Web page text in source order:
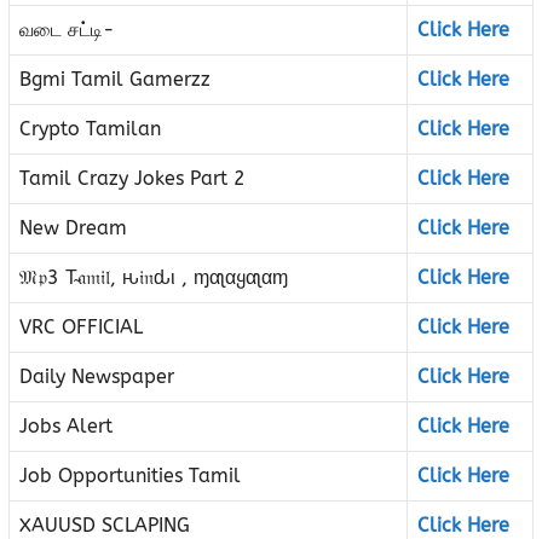
வடை சட்டி- Click Here
Bgmi Tamil Gamerzz Click Here
Crypto Tamilan Click Here
Tamil Crazy Jokes Part 2 Click Here
New Dream Click Here
𝔐𝔭3 T̴𝔞𝔪𝔦𝔩, ԋ𝔦𝔫ԃι , ɱαʅαყαʅαɱ Click Here
VRC OFFICIAL Click Here
Daily Newspaper Click Here
Jobs Alert Click Here
Job Opportunities Tamil Click Here
XAUUSD SCLAPING Click Here